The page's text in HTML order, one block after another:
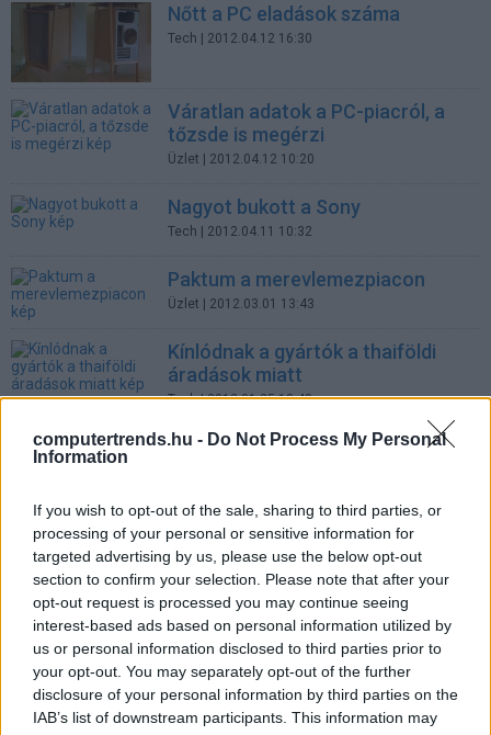
computertrends.hu - Do Not Process My Personal
Information
If you wish to opt-out of the sale, sharing to third parties, or
processing of your personal or sensitive information for
targeted advertising by us, please use the below opt-out
section to confirm your selection. Please note that after your
opt-out request is processed you may continue seeing
interest-based ads based on personal information utilized by
us or personal information disclosed to third parties prior to
your opt-out. You may separately opt-out of the further
disclosure of your personal information by third parties on the
IAB’s list of downstream participants. This information may
Nőtt a PC eladások száma
Tech | 2012.04.12 16:30
Váratlan adatok a PC-piacról, a
tőzsde is megérzi
Üzlet | 2012.04.12 10:20
Nagyot bukott a Sony
Tech | 2012.04.11 10:32
Paktum a merevlemezpiacon
Üzlet | 2012.03.01 13:43
Kínlódnak a gyártók a thaiföldi
áradások miatt
Tech| 2012.01.25 18:48
Elmosta az ár az AMD nyereségét
A merevlemezgyártás újraéledése
Tech| 2011.12.02 11:55
Elúszik a PC-piac
| 2011.11.11 08:30
Kihatnak a thaiföldi áradások a
világ merevlemez gyártására is
| 2011.10.13 16:46